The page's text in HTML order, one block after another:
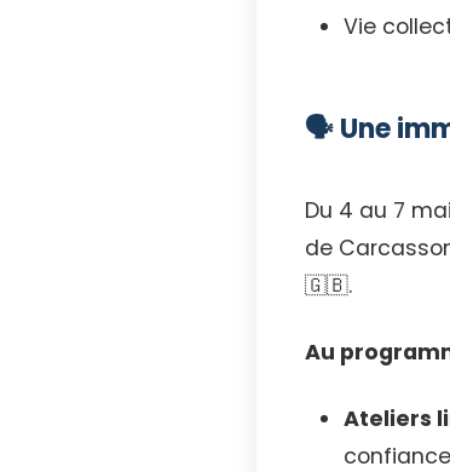
Vie
🗣️ Une
Du 4 au 7
de
🇬🇧.
Au
Ateliers